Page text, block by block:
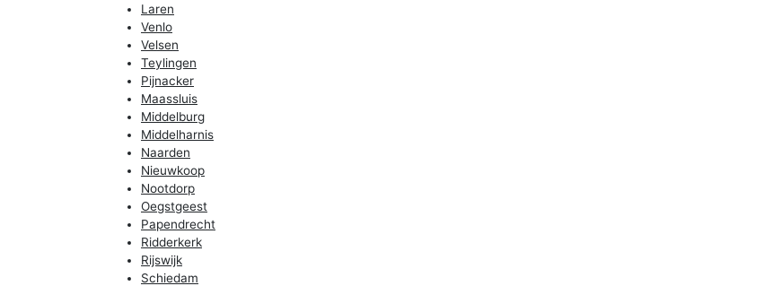
Laren
Venlo
Velsen
Teylingen
Pijnacker
Maassluis
Middelburg
Middelharnis
Naarden
Nieuwkoop
Nootdorp
Oegstgeest
Papendrecht
Ridderkerk
Rijswijk
Schiedam